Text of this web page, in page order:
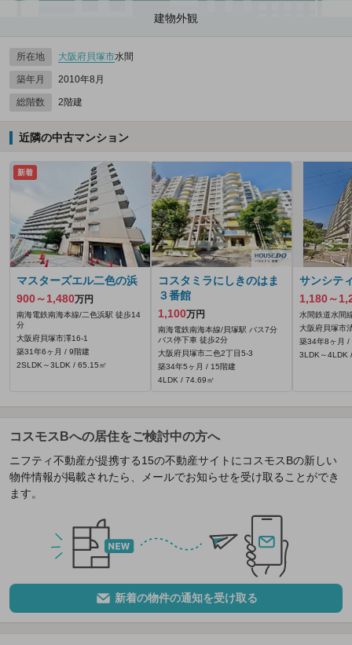
建物外観
所在地 大阪府貝塚市水間
築年月 2010年8月
総階数 2階建
近隣の中古マンション
新着
マスターズエル二色の浜
900～1,480万円
南海電鉄南海本線/二色浜駅 徒歩14
分
大阪府貝塚市澤16‐1
築31年6ヶ月 / 9階建
2SLDK～3LDK / 65.15㎡
コスタミラにしきのはま
３番館
1,100万円
南海電鉄南海本線/貝塚駅 バス7分
バス停下車 徒歩2分
大阪府貝塚市二色2丁目5-3
築34年5ヶ月 / 15階建
4LDK / 74.69㎡
サンシテ
1,180～
水間鉄道水間
大阪府貝塚市
築34年8ヶ月 /
3LDK～4LDK
コスモスBへの居住をご検討中の方へ
ニフティ不動産が提携する15の不動産サイトにコスモスBの新しい
物件情報が掲載されたら、メールでお知らせを受け取ることができ
ます。
新着の物件の通知を受け取る